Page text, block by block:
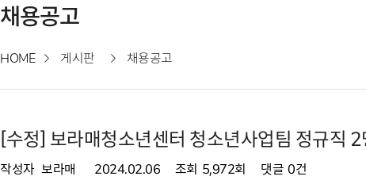
채용공고
HOME 게시판 채용공고
[수정] 보라매청소년센터 청소년사업팀 정규직
작성자 보라매 2024.02.06 조회 5,972회 댓글 0건